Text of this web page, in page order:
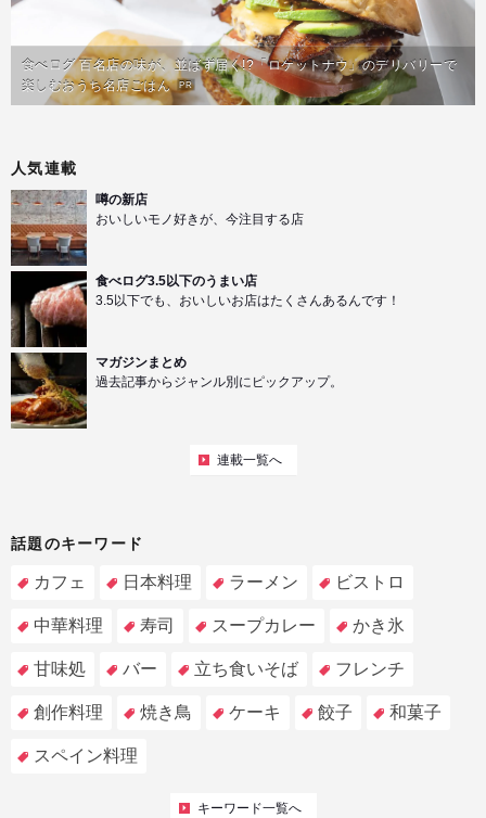
食べログ 百名店の味が、並ばず届く!?「ロケットナウ」のデリバリーで
楽しむおうち名店ごはん PR
人気連載
噂の新店
おいしいモノ好きが、今注目する店
食べログ3.5以下のうまい店
3.5以下でも、おいしいお店はたくさんあるんです！
マガジンまとめ
過去記事からジャンル別にピックアップ。
連載一覧へ
話題のキーワード
カフェ 日本料理 ラーメン ビストロ
中華料理 寿司 スープカレー かき氷
甘味処 バー 立ち食いそば フレンチ
創作料理 焼き鳥 ケーキ 餃子 和菓子
スペイン料理
キーワード一覧へ